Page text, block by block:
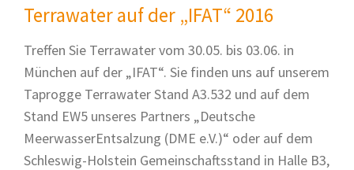
Terrawater auf der „IFAT“ 2016
Treffen Sie Terrawater vom 30.05. bis 03.06. in
München auf der „IFAT“. Sie finden uns auf unserem
Taprogge Terrawater Stand A3.532 und auf dem
Stand EW5 unseres Partners „Deutsche
MeerwasserEntsalzung (DME e.V.)“ oder auf dem
Schleswig-Holstein Gemeinschaftsstand in Halle B3,